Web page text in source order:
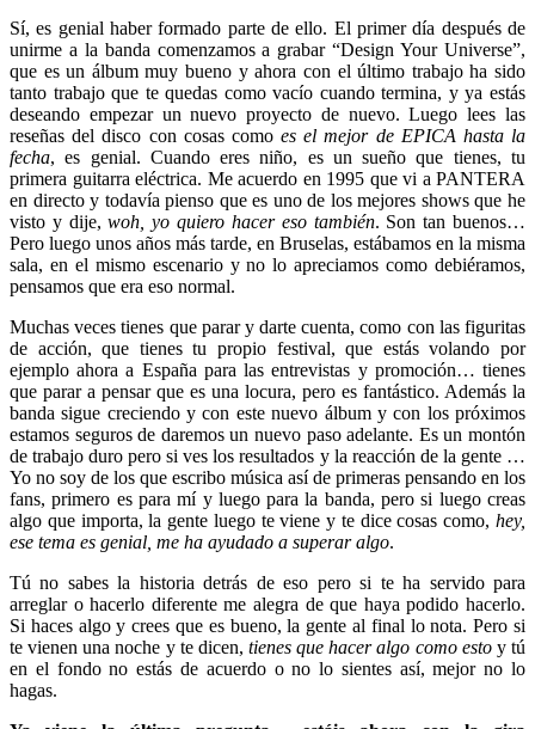
Sí, es genial haber formado parte de ello. El primer día después de
unirme a la banda comenzamos a grabar “Design Your Universe”,
que es un álbum muy bueno y ahora con el último trabajo ha sido
tanto trabajo que te quedas como vacío cuando termina, y ya estás
deseando empezar un nuevo proyecto de nuevo. Luego lees las
reseñas del disco con cosas como es el mejor de EPICA hasta la
fecha, es genial. Cuando eres niño, es un sueño que tienes, tu
primera guitarra eléctrica. Me acuerdo en 1995 que vi a PANTERA
en directo y todavía pienso que es uno de los mejores shows que he
visto y dije,woh, yo quiero hacer eso también. Son tan buenos…
Pero luego unos años más tarde, en Bruselas, estábamos en la misma
sala, en el mismo escenario y no lo apreciamos como debiéramos,
pensamos que era eso normal.
Muchas veces tienes que parar y darte cuenta, como con las figuritas
de acción, que tienes tu propio festival, que estás volando por
ejemplo ahora a España para las entrevistas y promoción… tienes
que parar a pensar que es una locura, pero es fantástico. Además la
banda sigue creciendo y con este nuevo álbum y con los próximos
estamos seguros de daremos un nuevo paso adelante. Es un montón
de trabajo duro pero si ves los resultados y la reacción de la gente …
Yo no soy de los que escribo música así de primeras pensando en los
fans, primero es para mí y luego para la banda, pero si luego creas
algo que importa, la gente luego te viene y te dice cosas como, hey,
ese tema es genial, me ha ayudado a superar algo.
Tú no sabes la historia detrás de eso pero si te ha servido para
arreglar o hacerlo diferente me alegra de que haya podido hacerlo.
Si haces algo y crees que es bueno, la gente al final lo nota. Pero si
te vienen una noche y te dicen, tienes que hacer algo como estoy tú
en el fondo no estás de acuerdo o no lo sientes así, mejor no lo
hagas.